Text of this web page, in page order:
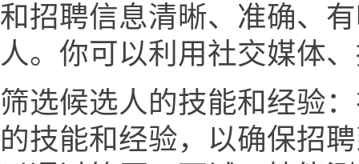
和招聘信息清晰、准确、
人。你可以利用社交媒体
筛选候选人的技能和经验
的技能和经验，以确保招